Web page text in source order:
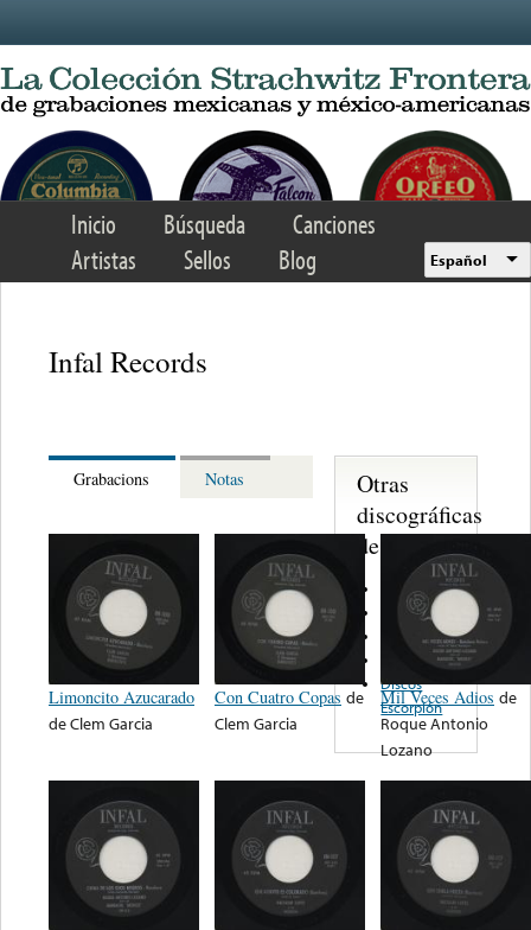
Inicio Búsqueda
Canciones
Artistas
Sellos Blog Español
Infal Records
Grabacions Notas
Limoncito Azucarado
deClem Garcia
Con Cuatro Copas de
Clem Garcia
Mil Veces Adios de
Roque Antonio
Lozano
Otras
discográficas
de nota ...
El Toro
Del Bravo
Hurricane
Globe
Discos
Escorpión